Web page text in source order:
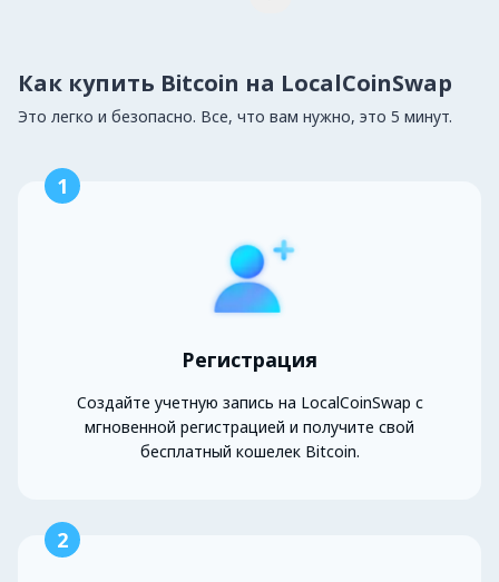
Как купить Bitcoin на LocalCoinSwap
Это легко и безопасно. Все, что вам нужно, это 5 минут.
1
Регистрация
Создайте учетную запись на LocalCoinSwap с
мгновенной регистрацией и получите свой
бесплатный кошелек Bitcoin.
2